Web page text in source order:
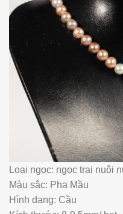
Loại ngọc: ngọc trai nuôi
Màu sắc: Pha Mầu
Hình dạng: Cầu